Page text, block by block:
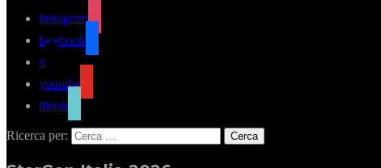
instagram
facebook
x
youtube
tiktok
Ricerca per: